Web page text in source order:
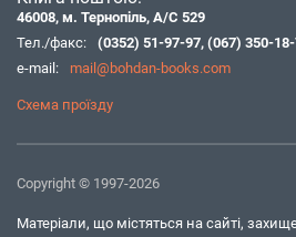
46008, м. Тернопіль, А/С 529
Тел./факс:
(0352) 51-97-97, (067) 350-
e-mail:
mail@bohdan-books.com
Схема проїзду
Copyright © 1997-2026
Матеріали, що містяться на сайті,